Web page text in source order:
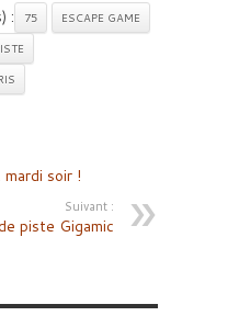
: 75
ESCAPE GAME
soir !
Suivant :
piste Gigamic